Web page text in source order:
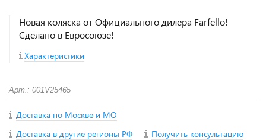
Новая коляска от Официального дилера Farfello!
Сделано в Евросоюзе!
Характеристики
Арт.: 001V25465
Доставка по Москве и МО
Доставка в другие регионы РФ
Получить консультацию